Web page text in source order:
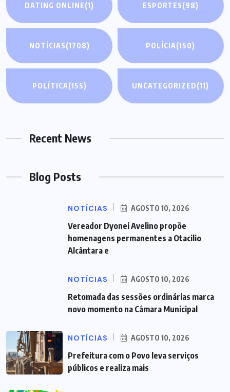
DATING ONLINE(1) ESPORTES(98)
NOTÍCIAS(1708) POLÍCIA(150)
POLÍTICA(155) UNCATEGORIZED(11)
Recent News
Blog Posts
NOTÍCIAS AGOSTO 10, 2026
Vereador Dyonei Avelino propõe
homenagens permanentes a Otacilio
Alcântara e
NOTÍCIAS AGOSTO 10, 2026
Retomada das sessões ordinárias marca
novo momento na Câmara Municipal
NOTÍCIAS AGOSTO 10, 2026
Prefeitura com o Povo leva serviços
públicos e realiza mais